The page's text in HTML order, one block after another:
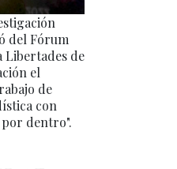
del Fórum
Libertades de
el
de
con
por dentro".